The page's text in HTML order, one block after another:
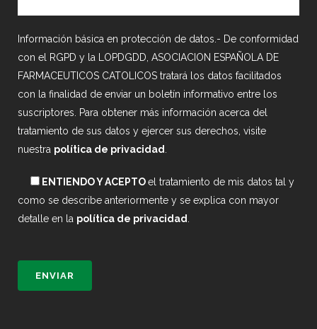
Información básica en protección de datos.- De conformidad
con el RGPD y la LOPDGDD, ASOCIACION ESPAÑOLA DE
FARMACEUTICOS CATOLICOS tratará los datos facilitados
con la finalidad de enviar un boletín informativo entre los
suscriptores. Para obtener más información acerca del
tratamiento de sus datos y ejercer sus derechos, visite
nuestra política de privacidad
ENTIENDO Y ACEPTOel tratamiento de mis datos tal y
como se describe anteriormente y se explica con mayor
detalle en la política de privacidad